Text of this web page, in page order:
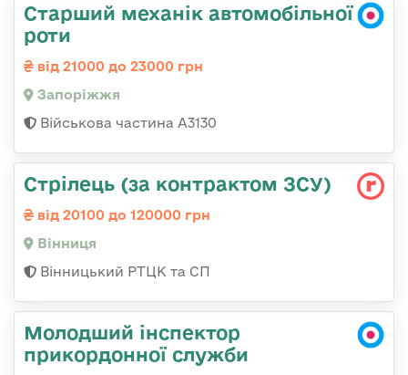
Старший механік автомобільної
роти
від 21000 до 23000 грн
Запоріжжя
Військова частина А3130
Стрілець (за контрактом ЗСУ)
від 20100 до 120000 грн
Вінниця
Вінницький РТЦК та СП
Молодший інспектор
прикордонної служби